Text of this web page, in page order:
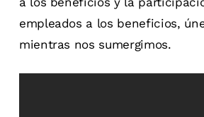
empleados a los beneficios,
mientras nos sumergimos.